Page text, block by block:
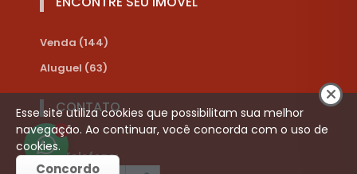
Venda (144)
Aluguel (63)
CONTATO
Telefone:
1
Esse site utiliza cookies que possibilitam sua melhor
navegação. Ao continuar, você concorda com o uso de
cookies.
Concordo